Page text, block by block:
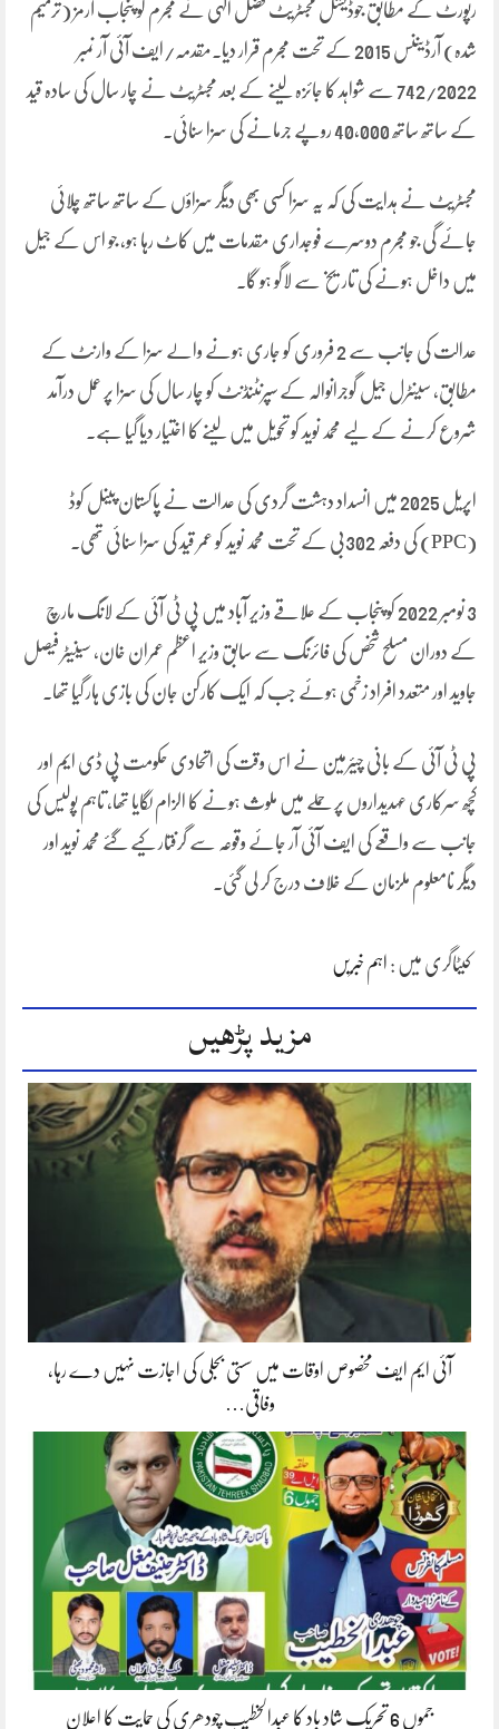
رپورٹ کے مطابق جوڈیشل مجسٹریٹ فضل الٰہی نے مجرم کو پنجاب آرمز (ترمیم
شدہ) آرڈیننس 2015 کے تحت مجرم قرار دیا۔مقدمہ/ایف آئی آر نمبر
742/2022 سے شواہد کا جائزہ لینے کے بعد مجسٹریٹ نے چار سال کی سادہ قید
کے ساتھ ساتھ 40,000 روپے جرمانے کی سزا سنائی۔
مجسٹریٹ نے ہدایت کی کہ یہ سزا کسی بھی دیگر سزاؤں کے ساتھ ساتھ چلائی
جائے گی جو مجرم دوسرے فوجداری مقدمات میں کاٹ رہا ہو، جو اس کے جیل
میں داخل ہونے کی تاریخ سے لاگو ہو گا۔
عدالت کی جانب سے 2 فروری کو جاری ہونے والے سزا کے وارنٹ کے
مطابق، سینٹرل جیل گوجرانوالہ کے سپرنٹنڈنٹ کو چار سال کی سزا پر عمل درآمد
شروع کرنے کے لیے محمد نوید کو تحویل میں لینے کا اختیار دیا گیا ہے۔
اپریل 2025 میں انسداد دہشت گردی کی عدالت نے پاکستان پینل کوڈ
(PPC) کی دفعہ 302بی کے تحت محمد نوید کو عمر قید کی سزا سنائی تھی۔
3 نومبر 2022 کو پنجاب کے علاقے وزیر آباد میں پی ٹی آئی کے لانگ مارچ
کے دوران مسلح شخص کی فائرنگ سے سابق وزیر اعظم عمران خان، سینیٹر فیصل
جاوید اور متعدد افراد زخمی ہوئے جب کہ ایک کارکن جان کی بازی ہار گیا تھا۔
پی ٹی آئی کے بانی چیئرمین نے اس وقت کی اتحادی حکومت پی ڈی ایم اور
کچھ سرکاری عہدیداروں پر حملے میں ملوث ہونے کا الزام لگایا تھا، تاہم پولیس کی
جانب سے واقعے کی ایف آئی آر جائے وقوعہ سے گرفتار کیے گئے محمد نوید اور
دیگر نامعلوم ملزمان کے خلاف درج کر لی گئی۔
کیٹاگری میں : اہم خبریں
مزید پڑھیں
آئی ایم ایف مخصوص اوقات میں سستی بجلی کی اجازت نہیں دے رہا،
وفاقی…
جموں 6 تحریک شاد باد کا عبدالخطیب چودھری کی حمایت کا اعلان